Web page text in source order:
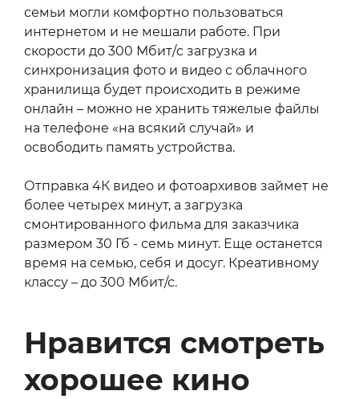
семьи могли комфортно пользоваться
интернетом и не мешали работе. При
скорости до 300 Мбит/c загрузка и
синхронизация фото и видео с облачного
хранилища будет происходить в режиме
онлайн – можно не хранить тяжелые файлы
на телефоне «на всякий случай» и
освободить память устройства.
Отправка 4К видео и фотоархивов займет не
более четырех минут, а загрузка
смонтированного фильма для заказчика
размером 30 Гб - семь минут. Еще останется
время на семью, себя и досуг. Креативному
классу – до 300 Мбит/с.
Нравится смотреть
хорошее кино